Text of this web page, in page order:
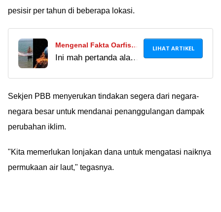
pesisir per tahun di beberapa lokasi.
Mengenal Fakta Oarfish,
Satwa Laut Yang Dijuluki
Ini mah pertanda alam
baik lagi ngerawat
bumi.
LIHAT ARTIKEL
Sekjen PBB menyerukan tindakan segera dari negara-
negara besar untuk mendanai penanggulangan dampak
perubahan iklim.
"Kita memerlukan lonjakan dana untuk mengatasi naiknya
permukaan air laut," tegasnya.